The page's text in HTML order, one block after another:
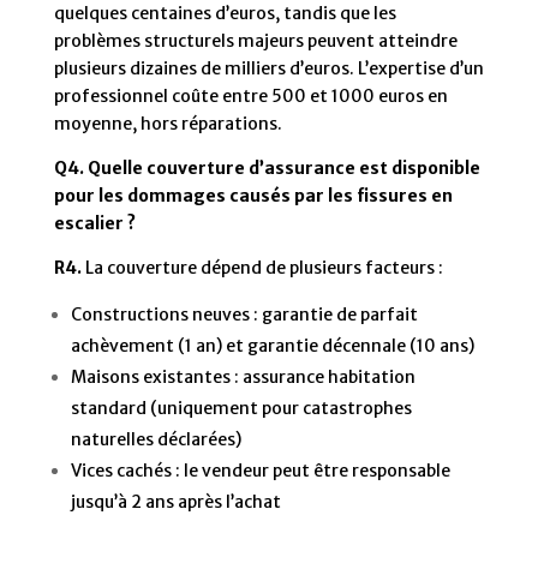
quelques centaines d’euros, tandis que les
problèmes structurels majeurs peuvent atteindre
plusieurs dizaines de milliers d’euros. L’expertise d’un
professionnel coûte entre 500 et 1000 euros en
moyenne, hors réparations.
Q4. Quelle couverture d’assurance est disponible
pour les dommages causés par les fissures en
escalier ?
R4.La couverture dépend de plusieurs facteurs :
Constructions neuves : garantie de parfait
achèvement (1 an) et garantie décennale (10 ans)
Maisons existantes : assurance habitation
standard (uniquement pour catastrophes
naturelles déclarées)
Vices cachés : le vendeur peut être responsable
jusqu’à 2 ans après l’achat